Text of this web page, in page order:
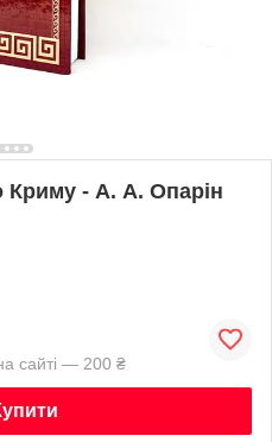
Криму - А. А. Опарін
сайті — 200 ₴